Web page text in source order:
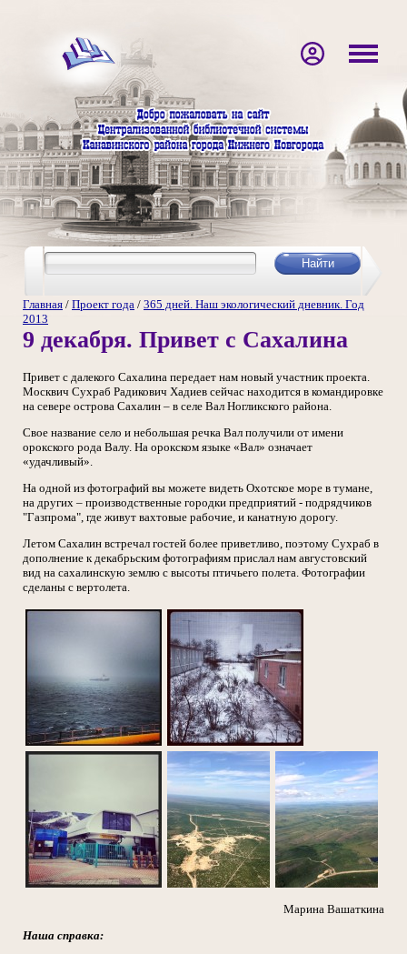
Главная / Проект года / 365 дней. Наш экологический дневник. Год
2013
9 декабря. Привет с Сахалина
Привет с далекого Сахалина передает нам новый участник проекта.
Москвич Сухраб Радикович Хадиев сейчас находится в командировке
на севере острова Сахалин – в селе Вал Ногликского района.
Свое название село и небольшая речка Вал получили от имени
орокского рода Валу. На орокском языке «Вал» означает
«удачливый».
На одной из фотографий вы можете видеть Охотское море в тумане,
на других – производственные городки предприятий - подрядчиков
"Газпрома", где живут вахтовые рабочие, и канатную дорогу.
Летом Сахалин встречал гостей более приветливо, поэтому Сухраб в
дополнение к декабрьским фотографиям прислал нам августовский
вид на сахалинскую землю с высоты птичьего полета. Фотографии
сделаны с вертолета.
Марина Вашаткина
Наша справка: